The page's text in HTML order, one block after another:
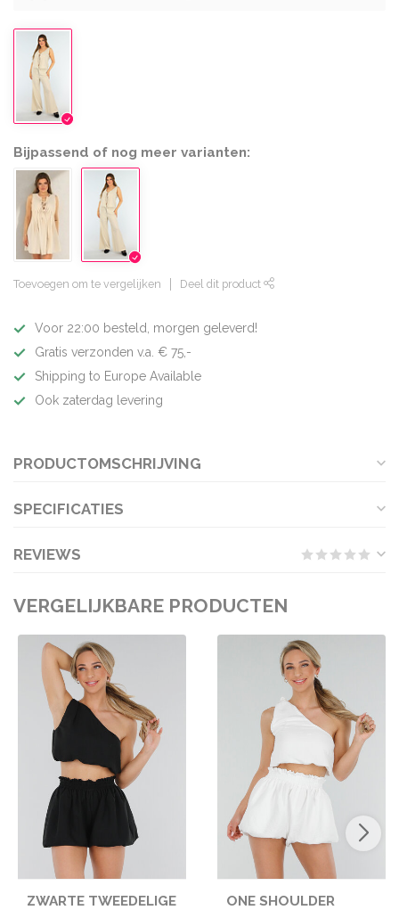
Bijpassend of nog meer varianten:
Toevoegen om te vergelijken Deel dit product
Voor 22:00 besteld, morgen geleverd!
Gratis verzonden v.a. € 75,-
Shipping to Europe Available
Ook zaterdag levering
PRODUCTOMSCHRIJVING
SPECIFICATIES
REVIEWS
VERGELIJKBARE PRODUCTEN
ZWARTE TWEEDELIGE
ONE SHOULDER